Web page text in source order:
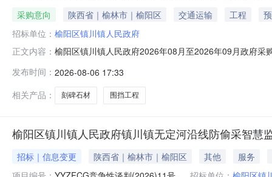
采购意向 陕西省｜榆林市｜榆阳区 交通运输 工程
招标单位： 榆阳区镇川镇人民政府
正文内容： 榆阳区镇川镇人民政府2026年08月至2026年09月政府
制管厂周边围挡工程预算金额：96.000000万元(人民币)
发布时间： 2026-08-06 17:33
相关产品：
刻碑石材 围挡工程
榆阳区镇川镇人民政府镇川镇无定河沿线防偷采智
招标｜信息变更 陕西省｜榆林市｜榆阳区 其他
服务